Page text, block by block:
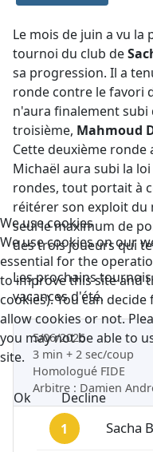
Le mois de juin a vu
tournoi du club de
sa progression. Il a
ronde contre le favori
n'aura finalement subi
troisième, Mahmoud
Cette deuxième ronde
Michaël aura subi la loi
rondes, tout portait à
réitérer son exploit
seul le maximum de
des trois joueurs qui
Les prochains
vacances d'été.
5/06/2026
3 min + 2 sec/coup
Homologué FIDE
Arbitre : Damien
Position
1 Sacha
We use cookies
We use cookies on our
essential for the
to improve this site and
cookies). You can
allow cookies or not.
you may not be able to
site.
Ok Decline